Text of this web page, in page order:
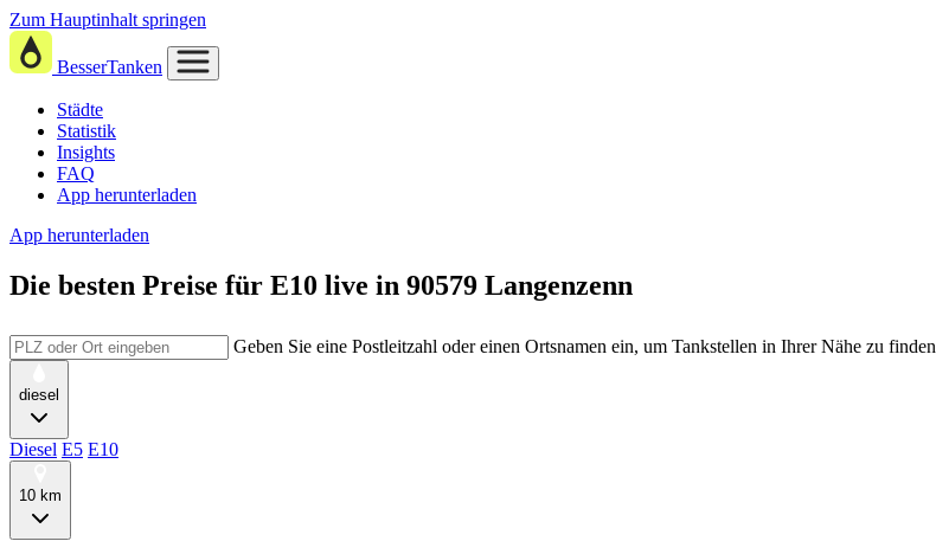
Zum Hauptinhalt springen
BesserTanken
Städte
Statistik
Insights
FAQ
App herunterladen
App herunterladen
Die besten Preise für E10 live in 90579 Langenzenn
Geben Sie eine Postleitzahl oder einen Ortsnamen ein, um Tankstellen in Ihrer Nähe zu finden
diesel
Diesel E5 E10
10 km